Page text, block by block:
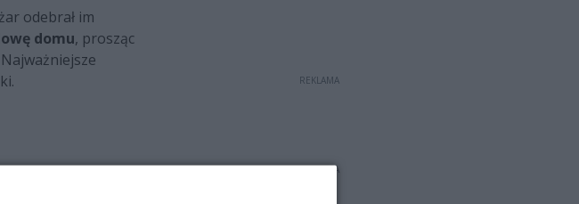
odebrał im
domu, prosząc
REKLAMA
REKLAMA